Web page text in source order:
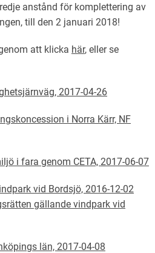
anstånd för komplettering av
till den 2 januari 2018!
att klicka här, eller se
2017-04-26
i Norra Kärr, NF
i fara genom CETA, 2017-06-07
vid Bordsjö, 2016-12-02
gällande vindpark vid
län, 2017-04-08